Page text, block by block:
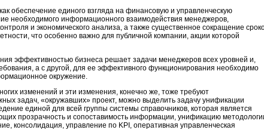
обеспечение единого взгляда на финансовую и управленческую
необходимого информационного взаимодействия менеджеров,
и экономического анализа, а также существенное сокращение
что особенно важно для публичной компании, акции которой
эффективностью бизнеса решает задачи менеджеров всех уровней и,
а с другой, для ее эффективного функционирования необходимо
окружение.
изменений и эти изменения, конечно же, тоже требуют
задач, «окружавших» проект, можно выделить задачу унификации
единой для всей группы системы справочников, которая является
прозрачность и сопоставимость информации, унификацию
консолидация, управление по KPI, оперативная управленческая